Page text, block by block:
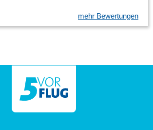
mehr Bewertungen